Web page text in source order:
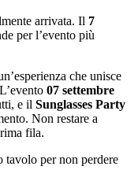
arrivata. Il 7
per l’evento più
che unisce
07 settembre
e il Sunglasses Party
Non restare a
fila.
per non perdere